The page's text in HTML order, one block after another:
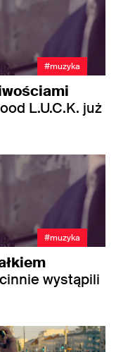
#muzyka
L.U.C.K. już
#muzyka
wystąpili